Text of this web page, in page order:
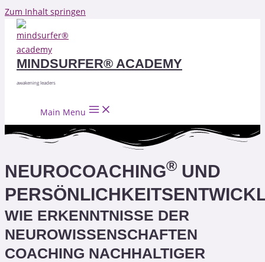
Zum Inhalt springen
MINDSURFER® ACADEMY
awakening leaders
Main Menu
NEUROCOACHING® UND
WIE ERKENNTNISSE DER
NEUROWISSENSCHAFTEN
COACHING NACHHALTIGER